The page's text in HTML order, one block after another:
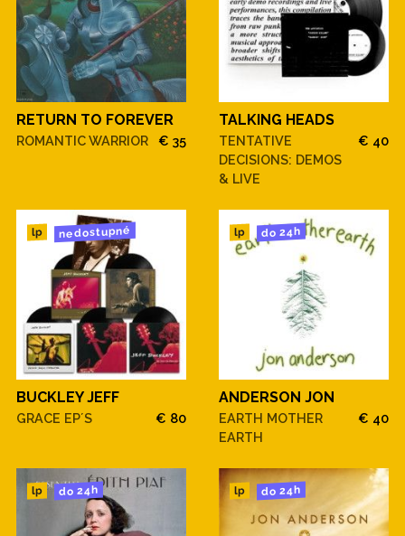
RETURN TO FOREVER
ROMANTIC WARRIOR € 35
TALKING HEADS
TENTATIVE
DECISIONS: DEMOS
& LIVE
€ 40
lp nedostupné
BUCKLEY JEFF
GRACE EP´S € 80
lp do 24h
ANDERSON JON
EARTH MOTHER
EARTH
€ 40
lp do 24h lp do 24h